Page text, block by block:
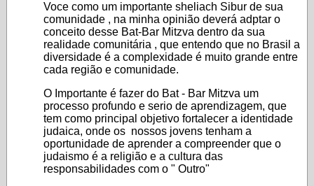
Voce como um importante sheliach Sibur de sua
comunidade , na minha opinião deverá adptar o
conceito desse Bat-Bar Mitzva dentro da sua
realidade comunitária , que entendo que no Brasil a
diversidade é a complexidade é muito grande entre
cada região e comunidade.
O Importante é fazer do Bat - Bar Mitzva um
processo profundo e serio de aprendizagem, que
tem como principal objetivo fortalecer a identidade
judaica, onde os nossos jovens tenham a
oportunidade de aprender a compreender que o
judaismo é a religião e a cultura das
responsabilidades com o " Outro"